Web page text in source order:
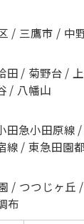
/ 三鷹市 / 中
田 / 菊野台 /
/ 八幡山
田急小田原線 /
線 / 東急田園
/ つつじヶ丘 /
布